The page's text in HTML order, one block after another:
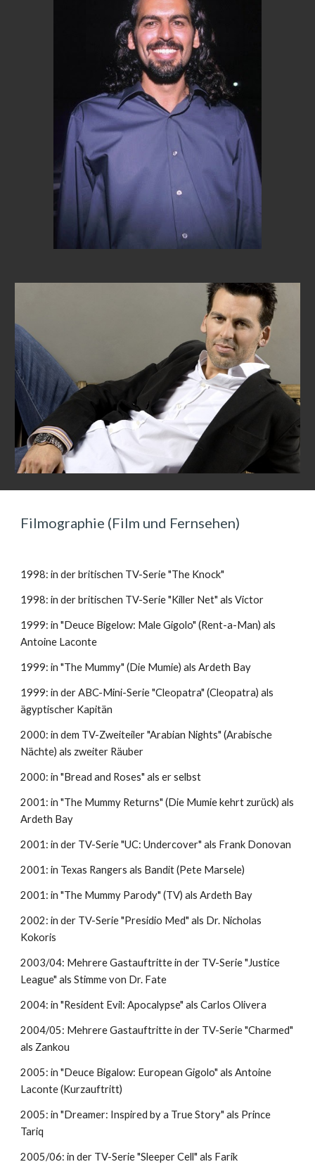
Filmographie (Film und Fernsehen)
1998: in der britischen TV-Serie "The Knock"
1998: in der britischen TV-Serie "Killer Net" als Victor
1999: in "Deuce Bigelow: Male Gigolo" (Rent-a-Man) als
Antoine Laconte
1999: in "The Mummy" (Die Mumie) als Ardeth Bay
1999: in der ABC-Mini-Serie "Cleopatra" (Cleopatra) als
ägyptischer Kapitän
2000: in dem TV-Zweiteiler "Arabian Nights" (Arabische
Nächte) als zweiter Räuber
2000: in "Bread and Roses" als er selbst
2001: in "The Mummy Returns" (Die Mumie kehrt zurück) als
Ardeth Bay
2001: in der TV-Serie "UC: Undercover" als Frank Donovan
2001: in Texas Rangers als Bandit (Pete Marsele)
2001: in "The Mummy Parody" (TV) als Ardeth Bay
2002: in der TV-Serie "Presidio Med" als Dr. Nicholas
Kokoris
2003/04: Mehrere Gastauftritte in der TV-Serie "Justice
League" als Stimme von Dr. Fate
2004: in "Resident Evil: Apocalypse" als Carlos Olivera
2004/05: Mehrere Gastauftritte in der TV-Serie "Charmed"
als Zankou
2005: in "Deuce Bigalow: European Gigolo" als Antoine
Laconte (Kurzauftritt)
2005: in "Dreamer: Inspired by a True Story" als Prince
Tariq
2005/06: in der TV-Serie "Sleeper Cell" als Farik